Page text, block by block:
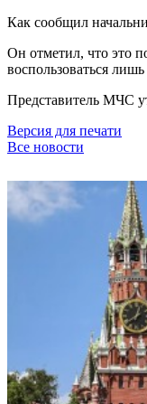
Как сообщил
Он отметил, что это
воспользоваться
Представитель МЧС
Версия для печати
Все новости